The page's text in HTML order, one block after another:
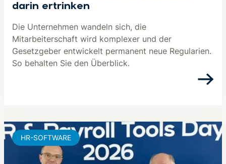
darin ertrinken
Die Unternehmen wandeln sich, die
Mitarbeiterschaft wird komplexer und der
Gesetzgeber entwickelt permanent neue Regularien.
So behalten Sie den Überblick.
HR-SOFTWARE